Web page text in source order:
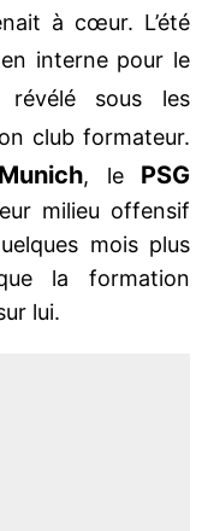
à cœur. L’été
interne pour le
révélé sous les
club formateur.
, le PSG
milieu offensif
mois plus
la formation
lui.